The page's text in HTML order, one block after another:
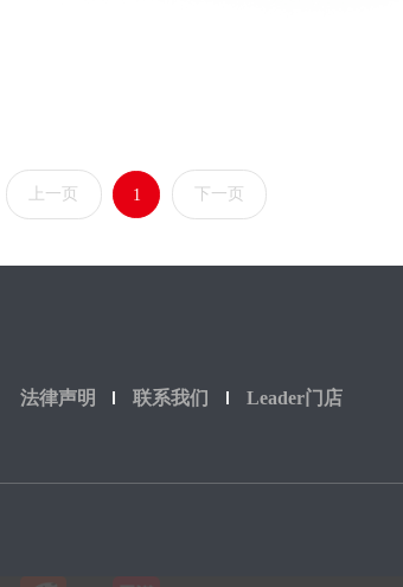
上一页 1 下一页
法律声明 联系我们 Leader门店